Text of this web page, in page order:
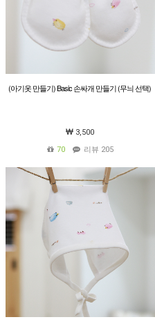
(아기옷 만들기) Basic 손싸개 만들기 (무늬 선택)
3,500
70
리뷰 205